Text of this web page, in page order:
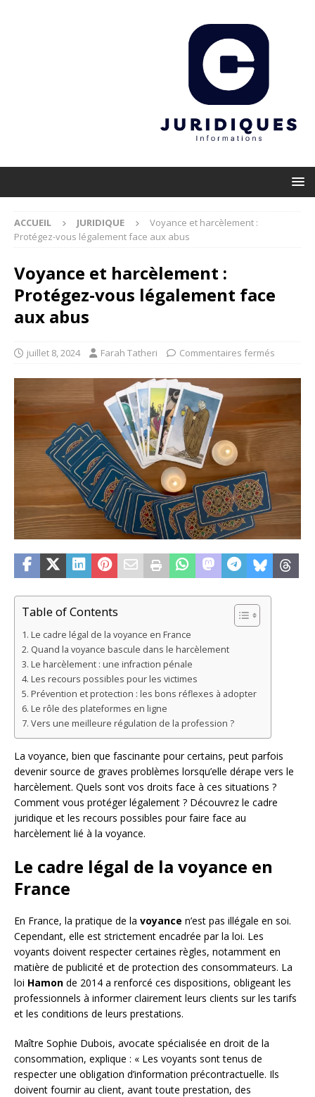
ACCUEIL JURIDIQUE
Voyance et harcèlement :
Protégez-vous légalement face aux abus
Voyance et harcèlement :
Protégez-vous légalement face
aux abus
juillet 8, 2024 Farah Tatheri Commentaires fermés
Table of Contents
Le cadre légal de la voyance en France
Quand la voyance bascule dans le harcèlement
Le harcèlement : une infraction pénale
Les recours possibles pour les victimes
Prévention et protection : les bons réflexes à adopter
Le rôle des plateformes en ligne
Vers une meilleure régulation de la profession ?
La voyance, bien que fascinante pour certains, peut parfois
devenir source de graves problèmes lorsqu’elle dérape vers le
harcèlement. Quels sont vos droits face à ces situations ?
Comment vous protéger légalement ? Découvrez le cadre
juridique et les recours possibles pour faire face au
harcèlement lié à la voyance.
Le cadre légal de la voyance en
France
En France, la pratique de la voyance n’est pas illégale en soi.
Cependant, elle est strictement encadrée par la loi. Les
voyants doivent respecter certaines règles, notamment en
matière de publicité et de protection des consommateurs. La
loi Hamon de 2014 a renforcé ces dispositions, obligeant les
professionnels à informer clairement leurs clients sur les tarifs
et les conditions de leurs prestations.
Maître Sophie Dubois, avocate spécialisée en droit de la
consommation, explique : « Les voyants sont tenus de
respecter une obligation d’information précontractuelle. Ils
doivent fournir au client, avant toute prestation, des